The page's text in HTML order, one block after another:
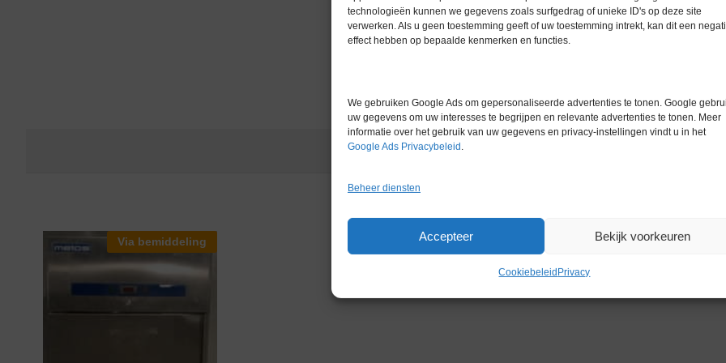
technologieën kunnen we gegevens zoals surfgedrag of unieke ID's op deze site
verwerken. Als u geen toestemming geeft of uw toestemming intrekt, kan dit een
effect hebben op bepaalde kenmerken en functies.
We gebruiken Google Ads om gepersonaliseerde advertenties te tonen. Google
uw gegevens om uw interesses te begrijpen en relevante advertenties te tonen. Meer
informatie over het gebruik van uw gegevens en privacy-instellingen vindt u in het
Google Ads Privacybeleid
Beheer diensten
Accepteer Bekijk voorkeuren
Cookiebeleid Privacy
Bouwjaar 2021
Gerelateerde producten
Via bemiddeling